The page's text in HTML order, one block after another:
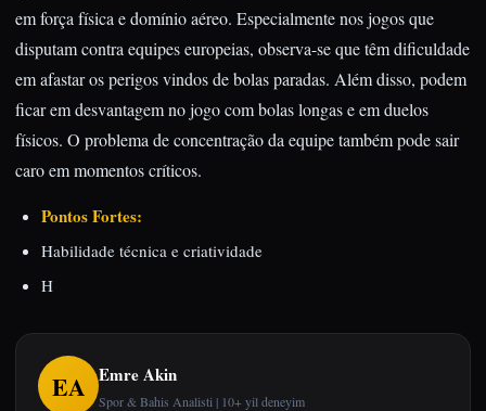
em força física e domínio aéreo. Especialmente nos jogos que
disputam contra equipes europeias, observa-se que têm dificuldade
em afastar os perigos vindos de bolas paradas. Além disso, podem
ficar em desvantagem no jogo com bolas longas e em duelos
físicos. O problema de concentração da equipe também pode sair
caro em momentos críticos.
Pontos Fortes:
Habilidade técnica e criatividade
H
EA Emre Akin
Spor & Bahis Analisti | 10+ yil deneyim